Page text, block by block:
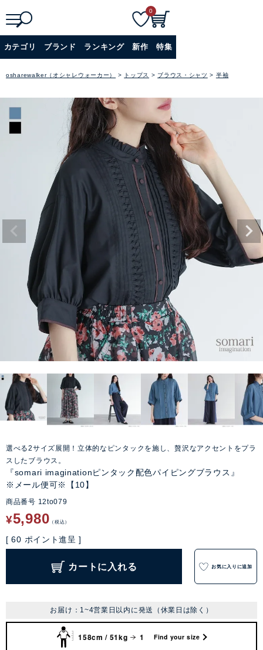
詳細検索
0
カテゴリ ブランド ランキング 新作 特集
osharewalker（オシャレウォーカー） トップス ブラウス・シャツ 半袖
選べる2サイズ展開！立体的なピンタックを施し、贅沢なアクセントをプラ
スしたブラウス。
『somari imaginationピンタック配色パイピングブラウス』
※メール便可※【10】
商品番号 12to079
¥5,980 税込
[ 60 ポイント進呈 ]
カートに入れる お気に入りに追加
お届け：1~4営業日以内に発送（休業日は除く）
158cm / 51kg 1 Find your size